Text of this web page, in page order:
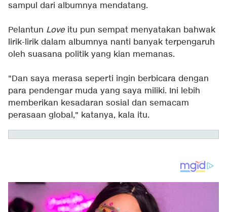
sampul dari albumnya mendatang.
Pelantun Love itu pun sempat menyatakan bahwak
lirik-lirik dalam albumnya nanti banyak terpengaruh
oleh suasana politik yang kian memanas.
"Dan saya merasa seperti ingin berbicara dengan
para pendengar muda yang saya miliki. Ini lebih
memberikan kesadaran sosial dan semacam
perasaan global," katanya, kala itu.